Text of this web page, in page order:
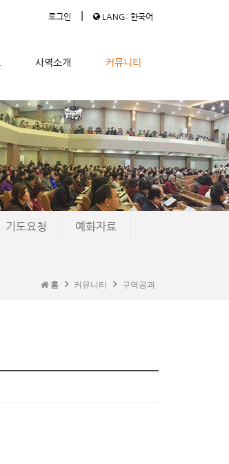
로그인 | LANG: 한국어
사역소개 커뮤니티
기도요청 예화자료
홈 커뮤니티 구역공과